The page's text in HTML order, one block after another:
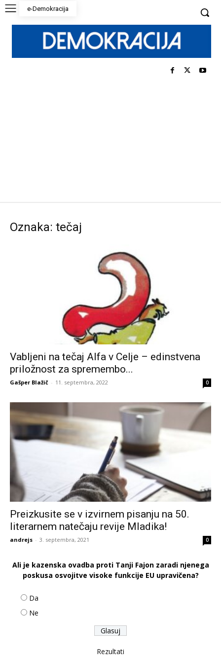
e-Demokracija
Oznaka: tečaj
Vabljeni na tečaj Alfa v Celje – edinstvena
priložnost za spremembo...
Gašper Blažič - 11. septembra, 2022 0
Preizkusite se v izvirnem pisanju na 50.
literarnem natečaju revije Mladika!
andrejs - 3. septembra, 2021 0
Ali je kazenska ovadba proti Tanji Fajon zaradi njenega
poskusa osvojitve visoke funkcije EU upravičena?
Da
Ne
Rezultati